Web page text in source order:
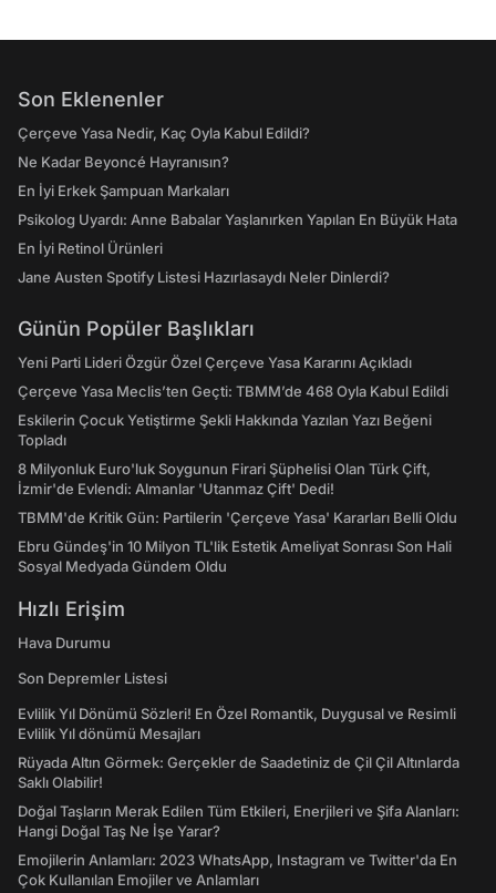
Son Eklenenler
Çerçeve Yasa Nedir, Kaç Oyla Kabul Edildi?
Ne Kadar Beyoncé Hayranısın?
En İyi Erkek Şampuan Markaları
Psikolog Uyardı: Anne Babalar Yaşlanırken Yapılan En Büyük Hata
En İyi Retinol Ürünleri
Jane Austen Spotify Listesi Hazırlasaydı Neler Dinlerdi?
Günün Popüler Başlıkları
Yeni Parti Lideri Özgür Özel Çerçeve Yasa Kararını Açıkladı
Çerçeve Yasa Meclis’ten Geçti: TBMM’de 468 Oyla Kabul Edildi
Eskilerin Çocuk Yetiştirme Şekli Hakkında Yazılan Yazı Beğeni
Topladı
8 Milyonluk Euro'luk Soygunun Firari Şüphelisi Olan Türk Çift,
İzmir'de Evlendi: Almanlar 'Utanmaz Çift' Dedi!
TBMM'de Kritik Gün: Partilerin 'Çerçeve Yasa' Kararları Belli Oldu
Ebru Gündeş'in 10 Milyon TL'lik Estetik Ameliyat Sonrası Son Hali
Sosyal Medyada Gündem Oldu
Hızlı Erişim
Hava Durumu
Son Depremler Listesi
Evlilik Yıl Dönümü Sözleri! En Özel Romantik, Duygusal ve Resimli
Evlilik Yıl dönümü Mesajları
Rüyada Altın Görmek: Gerçekler de Saadetiniz de Çil Çil Altınlarda
Saklı Olabilir!
Doğal Taşların Merak Edilen Tüm Etkileri, Enerjileri ve Şifa Alanları:
Hangi Doğal Taş Ne İşe Yarar?
Emojilerin Anlamları: 2023 WhatsApp, Instagram ve Twitter'da En
Çok Kullanılan Emojiler ve Anlamları